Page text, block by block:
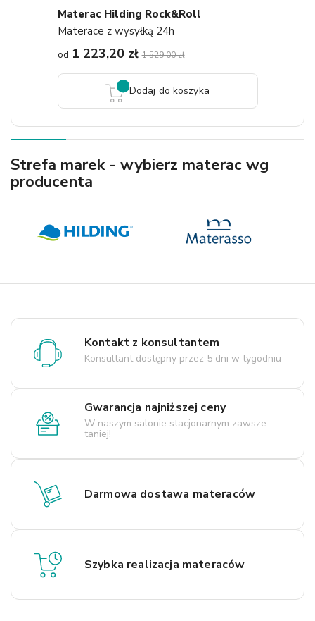
Materac Hilding Rock&Roll
Materace z wysyłką 24h
od 1 223,20 zł1 529,00 zł
Dodaj do koszyka
Strefa marek - wybierz materac wg
producenta
Kontakt z konsultantem
Konsultant dostępny przez 5 dni w tygodniu
Gwarancja najniższej ceny
W naszym salonie stacjonarnym zawsze
taniej!
Darmowa dostawa materaców
Szybka realizacja materaców